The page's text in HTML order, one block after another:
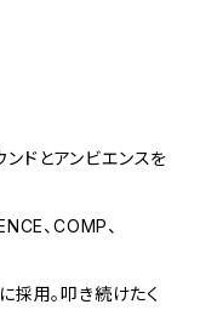
ドとアンビエンスを
、COMP、
採用。叩き続けたく